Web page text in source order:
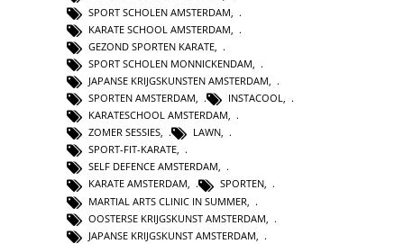
SPORT SCHOLEN AMSTERDAM
KARATE SCHOOL AMSTERDAM
GEZOND SPORTEN KARATE
SPORT SCHOLEN MONNICKENDAM,
JAPANSE KRIJGSKUNSTEN AMSTERDAM,
SPORTEN AMSTERDAM, INSTACOOL,
KARATESCHOOL AMSTERDAM,
ZOMER SESSIES, LAWN,
SPORT-FIT-KARATE,
SELF DEFENCE AMSTERDAM,
KARATE AMSTERDAM, SPORTEN,
MARTIAL ARTS CLINIC IN SUMMER
OOSTERSE KRIJGSKUNST AMSTERDAM
JAPANSE KRIJGSKUNST AMSTERDAM